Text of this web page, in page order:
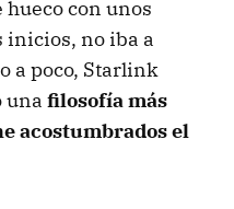
hueco con unos
inicios, no iba a
a poco, Starlink
una filosofía más
acostumbrados el